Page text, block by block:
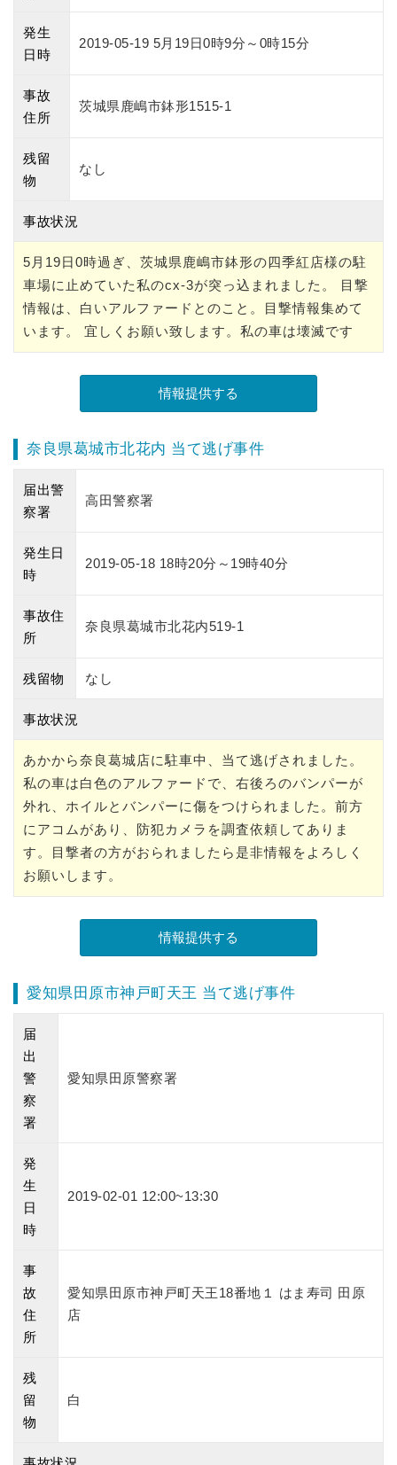
発生
日時
2019-05-19 5月19日0時9分～0時15分
事故
住所
茨城県鹿嶋市鉢形1515-1
残留
物
なし
事故状況
5月19日0時過ぎ、茨城県鹿嶋市鉢形の四季紅店様の駐
車場に止めていた私のcx-3が突っ込まれました。 目撃
情報は、白いアルファードとのこと。目撃情報集めて
います。 宜しくお願い致します。私の車は壊滅です
奈良県葛城市北花内 当て逃げ事件
届出警
察署
高田警察署
発生日
時
2019-05-18 18時20分～19時40分
事故住
所
奈良県葛城市北花内519-1
残留物 なし
事故状況
あかから奈良葛城店に駐車中、当て逃げされました。
私の車は白色のアルファードで、右後ろのバンパーが
外れ、ホイルとバンパーに傷をつけられました。前方
にアコムがあり、防犯カメラを調査依頼してありま
す。目撃者の方がおられましたら是非情報をよろしく
お願いします。
愛知県田原市神戸町天王 当て逃げ事件
届
出
警
察
署
愛知県田原警察署
発
生
日
時
2019-02-01 12:00~13:30
事
故
住
所
愛知県田原市神戸町天王18番地１ はま寿司 田原
店
残
留
物
白